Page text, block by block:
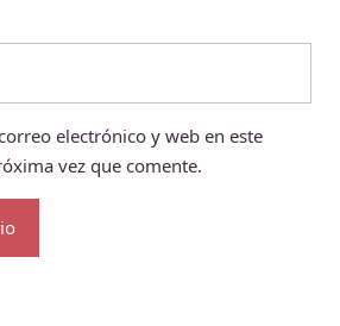
electrónico y web en este
vez que comente.